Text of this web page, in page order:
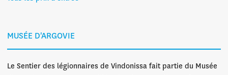
MUSÉE D'ARGOVIE
Le Sentier des légionnaires de Vindonissa fait partie du Musée